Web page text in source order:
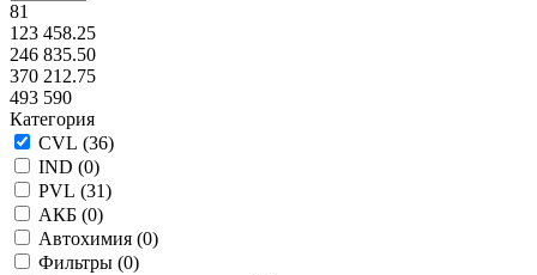
81
123 458.25
246 835.50
370 212.75
493 590
Категория
CVL (36)
IND (0)
PVL (31)
АКБ (0)
Автохимия (0)
Фильтры (0)